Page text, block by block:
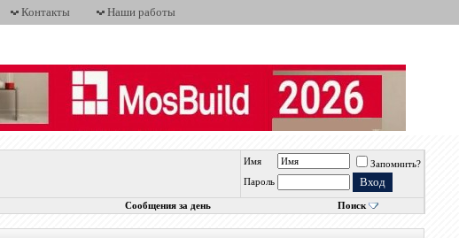
Контакты Наши работы
Имя
Запомнить?
Пароль
Сообщения за день Поиск